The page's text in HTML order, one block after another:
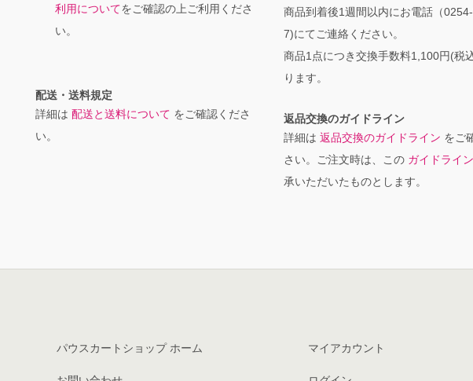
利用についてをご確認の上ご利用くださ
い。
配送・送料規定
詳細は 配送と送料について をご確認くださ
い。
商品到着後1週間以内にお電話（
7)にてご連絡ください。
商品1点につき交換手数料1,100円(税
ります。
返品交換のガイドライン
詳細は 返品交換のガイドライン をご
さい。ご注文時は、この ガイドライン
承いただいたものとします。
パウスカートショップ ホーム マイアカウント